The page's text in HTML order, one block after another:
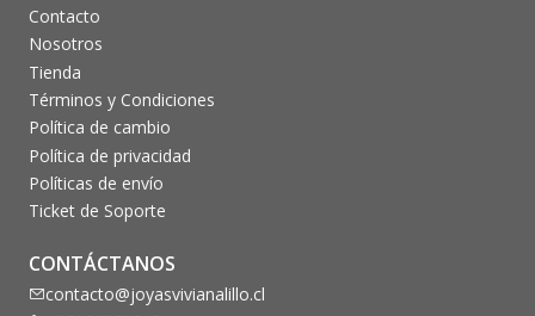
Contacto
Nosotros
Tienda
Términos y Condiciones
Política de cambio
Política de privacidad
Políticas de envío
Ticket de Soporte
CONTÁCTANOS
contacto@joyasvivianalillo.cl